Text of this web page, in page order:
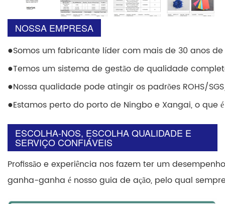
NOSSA EMPRESA
●Somos um fabricante líder com mais de 30 anos de
●Temos um sistema de gestão de qualidade
●Nossa qualidade pode atingir os padrões ROHS/
●Estamos perto do porto de Ningbo e Xangai, o que
ESCOLHA-NOS, ESCOLHA QUALIDADE E
SERVIÇO CONFIÁVEIS
Profissão e experiência nos fazem ter um
ganha-ganha é nosso guia de ação, pelo qual